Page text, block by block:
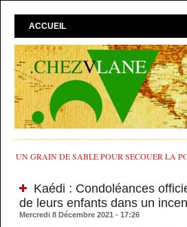
ACCUEIL
UN GRAIN DE SABLE POUR SECOUER LA
Kaédi : Condoléances
de leurs enfants dans un
Mercredi 8 Décembre 2021 - 17:26